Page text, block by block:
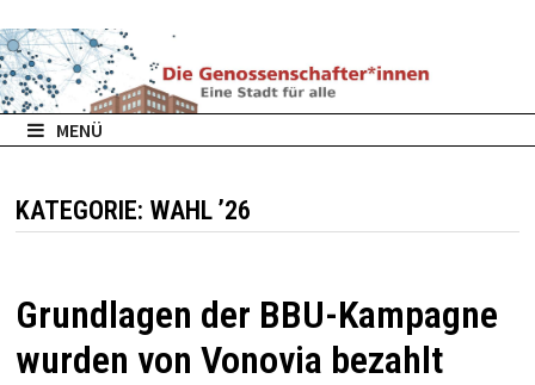
zum
Inhalt
MENÜ
KATEGORIE: WAHL ’26
Grundlagen der BBU-Kampagne
wurden von Vonovia bezahlt